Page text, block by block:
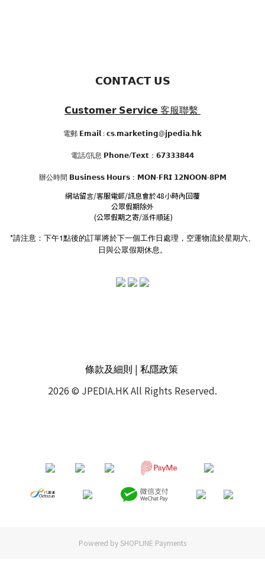
𝗖𝗢𝗡𝗧𝗔𝗖𝗧 𝗨𝗦
𝗖𝘂𝘀𝘁𝗼𝗺𝗲𝗿 𝗦𝗲𝗿𝘃𝗶𝗰𝗲 客服聯繫
電郵 𝗘𝗺𝗮𝗶𝗹 : 𝗰𝘀.𝗺𝗮𝗿𝗸𝗲𝘁𝗶𝗻𝗴@𝗷𝗽𝗲𝗱𝗶𝗮.𝗵𝗸
電話/訊息 𝗣𝗵𝗼𝗻𝗲/𝗧𝗲𝘅𝘁：𝟲𝟳𝟯𝟯𝟯𝟴𝟰𝟰
辦公時間 𝗕𝘂𝘀𝗶𝗻𝗲𝘀𝘀 𝗛𝗼𝘂𝗿𝘀：𝗠𝗢𝗡-𝗙𝗥𝗜 𝟭𝟮𝗡𝗢𝗢𝗡-𝟴𝗣𝗠
網站留言/客服電郵/訊息會於48小時內回覆
公眾假期除外
(公眾假期之寄/派件順延)
*請注意：下午1點後的訂單將於下一個工作日處理，空運物流於星期六、
日與公眾假期休息。
條款及細則 | 私隱政策
2026 © JPEDIA.HK All Rights Reserved.
Powered by SHOPLINE Payments